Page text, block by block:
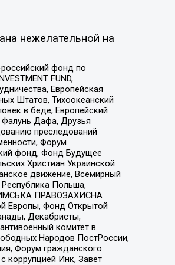
нежелательной на
фонд по
FUND,
Европейская
Штатов, Тихоокеанский
в беде, Европейский
Фалунь Дафа, Друзья
преследований
Форум
фонд, Фонд Будущее
Христиан Украинской
движение, Всемирный
Польша,
ПРАВОЗАХИСНА
Европы, Фонд Открытой
Декабристы,
комитет в
Народов ПостРоссии,
Форум гражданского
коррупцией Инк, Завет